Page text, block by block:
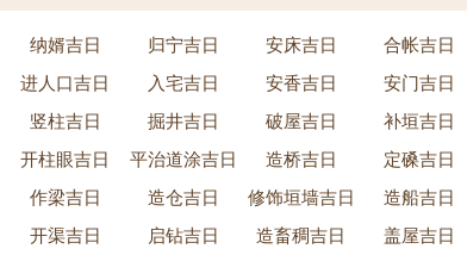
纳婿吉日 归宁吉日 安床吉日
合帐吉日
进人口吉日 入宅吉日 安香吉日
安门吉日
竖柱吉日 掘井吉日 破屋吉日
补垣吉日
开柱眼吉日 平治道涂吉日 造桥吉日
定磉吉日
作梁吉日 造仓吉日 修饰垣墙吉日
造船吉日
开渠吉日 启钻吉日 造畜稠吉日
盖屋吉日